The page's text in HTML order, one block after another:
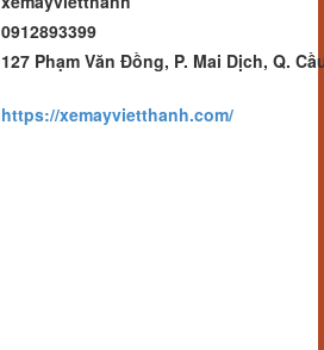
0912893399
127 Phạm Văn Đồng, P. Mai Dịch, Q.
https://xemayvietthanh.com/